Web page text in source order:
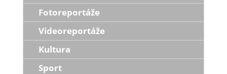
Fotoreportáže
Videoreportáže
Kultura
Sport